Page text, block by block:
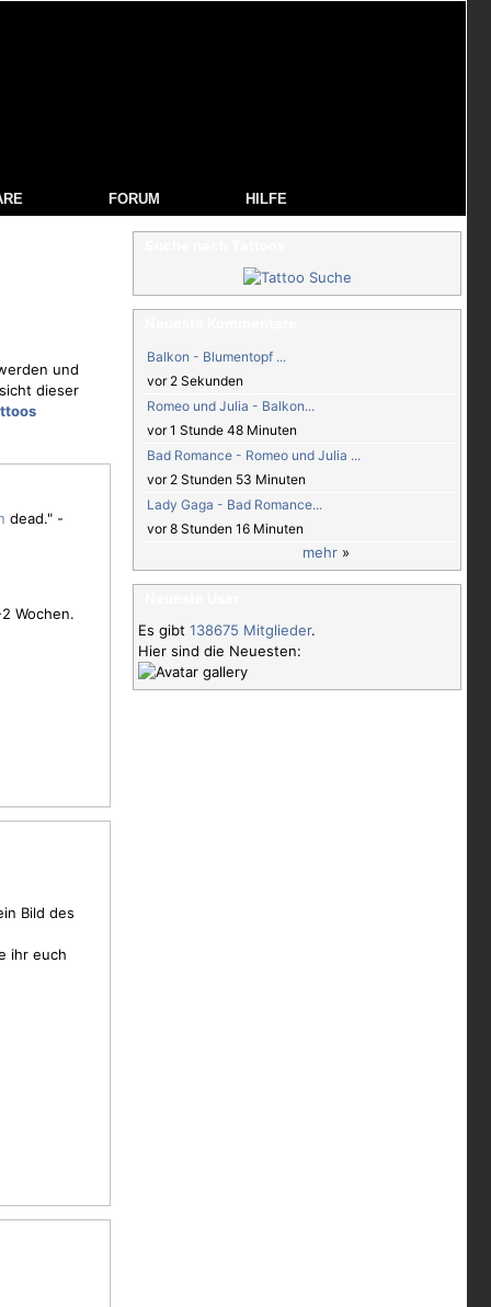
FORUM HILFE
und
dieser
dead." -
Wochen.
Bild des
ihr euch
Balkon - Blumentopf ...
vor 2 Sekunden
Romeo und Julia - Balkon...
vor 1 Stunde 48 Minuten
Bad Romance - Romeo und Julia ...
vor 2 Stunden 53 Minuten
Lady Gaga - Bad Romance...
vor 8 Stunden 16 Minuten
mehr »
Es gibt 138675 Mitglieder.
Hier sind die Neuesten: